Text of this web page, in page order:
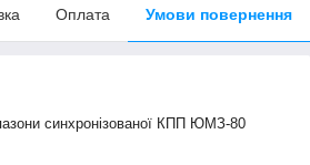
Оплата Умови повернення
синхронізованої КПП ЮМЗ-80